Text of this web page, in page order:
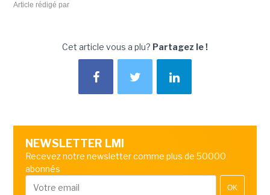
Article rédigé par
Cet article vous a plu? Partagez le !
NEWSLETTER LMI
Recevez notre newsletter comme plus de 50000
abonnés
OK